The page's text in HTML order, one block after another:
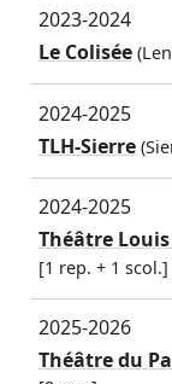
2023-2024
Le Colisée
2024-2025
TLH-Sierre
2024-2025
Théâtre
[1 rep. + 1 scol.]
2025-2026
Théâtre du